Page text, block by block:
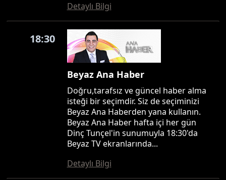
Detaylı Bilgi
18:30
Beyaz Ana Haber
Doğru,tarafsız ve güncel haber alma
isteği bir seçimdir. Siz de seçiminizi
Beyaz Ana Haberden yana kullanın.
Beyaz Ana Haber hafta içi her gün
Dinç Tunçel'in sunumuyla 18:30'da
Beyaz TV ekranlarında...
Detaylı Bilgi